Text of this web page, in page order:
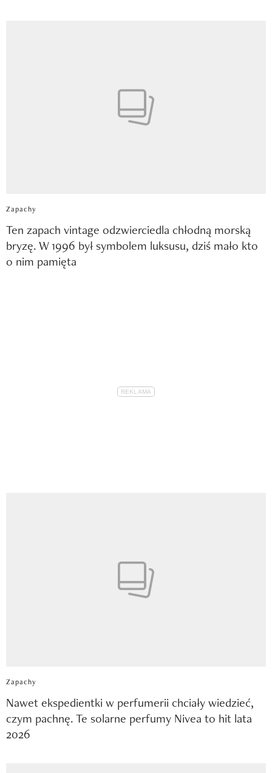
Zapachy
Ten zapach vintage odzwierciedla chłodną morską
bryzę. W 1996 był symbolem luksusu, dziś mało kto
o nim pamięta
Zapachy
Nawet ekspedientki w perfumerii chciały wiedzieć,
czym pachnę. Te solarne perfumy Nivea to hit lata
2026